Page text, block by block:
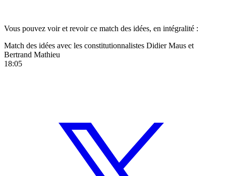
Vous pouvez voir et revoir ce match des idées, en intégralité :
Match des idées avec les constitutionnalistes Didier Maus et
Bertrand Mathieu
18:05